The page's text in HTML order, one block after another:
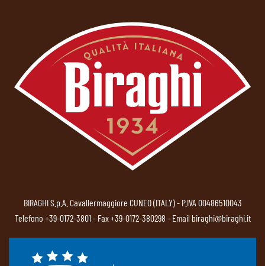
BIRAGHI S.p.A. Cavallermaggiore CUNEO (ITALY) - P.IVA 00486510043
Telefono +39-0172-3801- Fax +39-0172-380298 - Email biraghi@biraghi.it